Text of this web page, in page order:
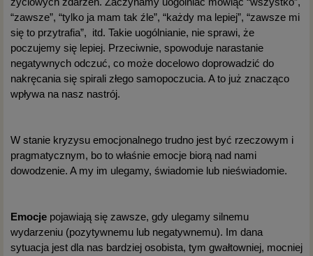
“zawsze”, “tylko ja mam tak źle”, “każdy ma lepiej”, “zawsze mi
się to przytrafia”, itd. Takie uogólnianie, nie sprawi, że
poczujemy się lepiej. Przeciwnie, spowoduje narastanie
negatywnych odczuć, co może docelowo doprowadzić do
nakręcania się spirali złego samopoczucia. A to już znacząco
wpływa na nasz nastrój.
W stanie kryzysu emocjonalnego trudno jest być rzeczowym i
pragmatycznym, bo to właśnie emocje biorą nad nami
dowodzenie. A my im ulegamy, świadomie lub nieświadomie.
Emocje pojawiają się zawsze, gdy ulegamy silnemu
wydarzeniu (pozytywnemu lub negatywnemu). Im dana
sytuacja jest dla nas bardziej osobista, tym gwałtowniej, mocniej